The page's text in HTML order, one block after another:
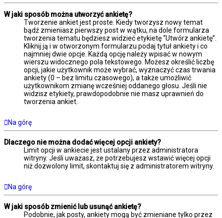
W jaki sposób można utworzyć ankietę?
Tworzenie ankiet jest proste. Kiedy tworzysz nowy temat
bądź zmieniasz pierwszy post w wątku, na dole formularza
tworzenia tematu będziesz widzieć etykietę “Utwórz ankietę”.
Kliknij ją i w otworzonym formularzu podaj tytuł ankiety i co
najmniej dwie opcje. Każdą opcję należy wpisać w nowym
wierszu widocznego pola tekstowego. Możesz określić liczbę
opcji, jakie użytkownik może wybrać, wyznaczyć czas trwania
ankiety (0 – bez limitu czasowego), a także umożliwić
użytkownikom zmianę wcześniej oddanego głosu. Jeśli nie
widzisz etykiety, prawdopodobnie nie masz uprawnień do
tworzenia ankiet.
Na górę
Dlaczego nie można dodać więcej opcji ankiety?
Limit opcji w ankiecie jest ustalany przez administratora
witryny. Jeśli uważasz, że potrzebujesz wstawić więcej opcji
niż dozwolony limit, skontaktuj się z administratorem witryny.
Na górę
W jaki sposób zmienić lub usunąć ankietę?
Podobnie, jak posty, ankiety mogą być zmieniane tylko przez